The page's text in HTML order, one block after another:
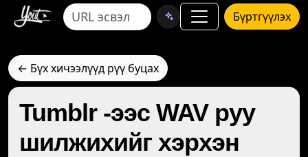
Бүртгүүлэх
← Бүх хичээлүүд рүү буцах
Tumblr -ээс WAV руу
шилжихийг хэрхэн